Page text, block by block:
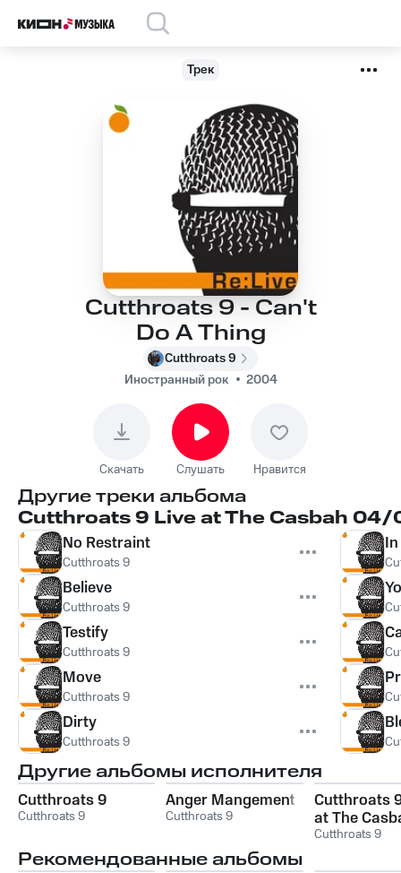
Трек
Cutthroats 9 - Can't
Do A Thing
Cutthroats 9
Иностранный рок
2004
Скачать Слушать Нравится
Другие треки альбома
Cutthroats 9 Live at The Casbah
No Restraint
Cutthroats 9
Believe
Cutthroats 9
Testify
Cutthroats 9
Move
Cutthroats 9
Dirty
Cutthroats 9
Другие альбомы исполнителя
Cutthroats 9
Cutthroats 9
Anger Mangement
Cutthroats 9
Cutthroats
at The
04/05/
Cutthroats 9
Рекомендованные альбомы